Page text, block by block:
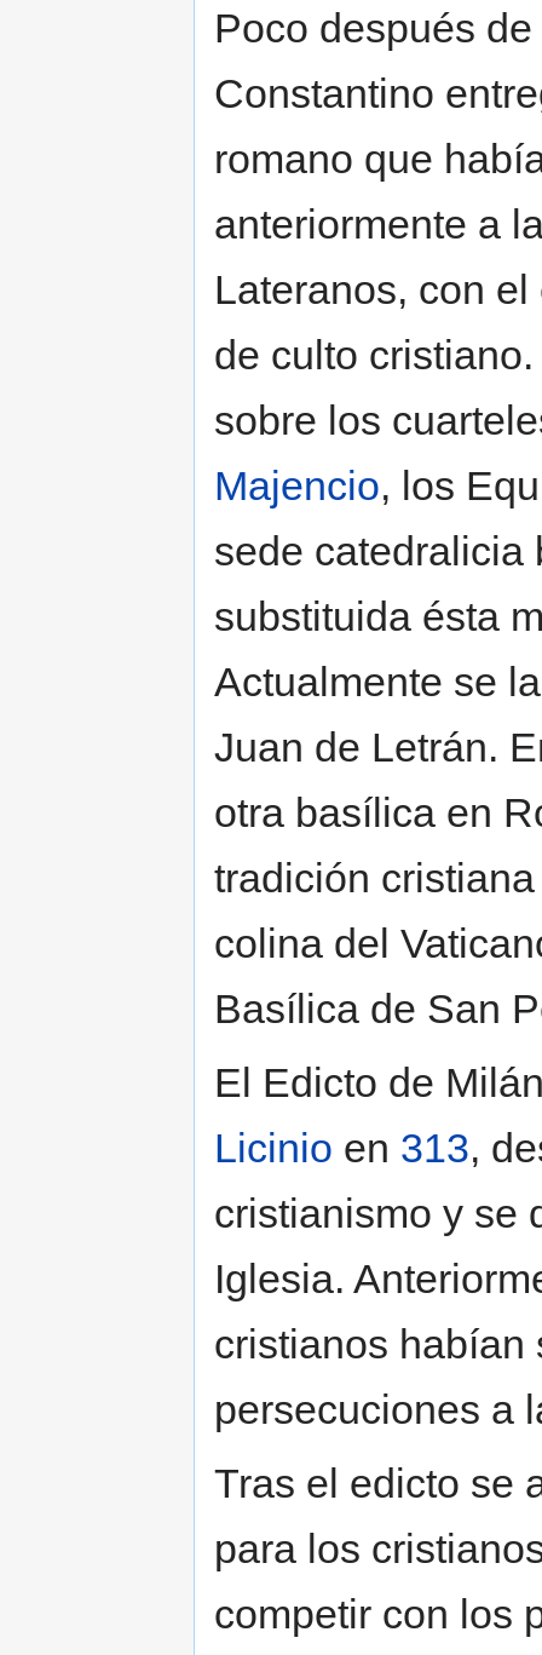
Poco después
Constantino
romano que
anteriormente a
Lateranos, con
de culto
sobre los
Majencio, los
sede catedralicia
substituida ésta
Actualmente se
Juan de Letrán.
otra basílica en
tradición
colina del
Basílica de San
El Edicto de
Licinio en 313,
cristianismo y se
Iglesia.
cristianos habían
persecuciones a
Tras el edicto se
para los
competir con los